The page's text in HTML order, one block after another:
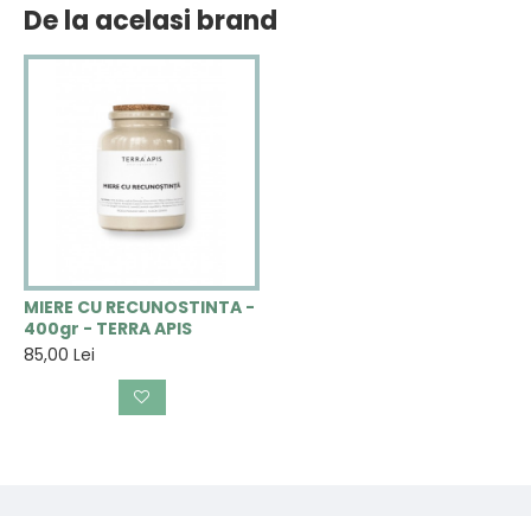
De la acelasi brand
MIERE CU RECUNOSTINTA -
400gr - TERRA APIS
85,00 Lei